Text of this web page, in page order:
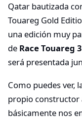
Qatar bautizada
Touareg Gold
una edición muy
de Race Touareg
será presentada
Como puedes ver,
propio constructor
básicamente nos